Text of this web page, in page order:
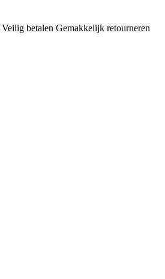
Veilig betalen Gemakkelijk retourneren